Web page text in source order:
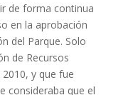
de forma continua
en la aprobación
del Parque. Solo
de Recursos
y que fue
consideraba que el